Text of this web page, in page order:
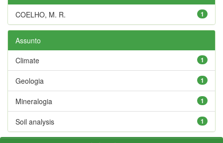
1
COELHO, M. R.
Assunto
1
Climate
1
Geologia
1
Mineralogia
1
Soil analysis